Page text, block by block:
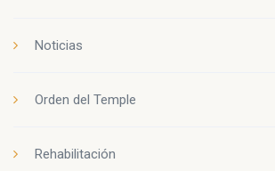
Noticias
Orden del Temple
Rehabilitación